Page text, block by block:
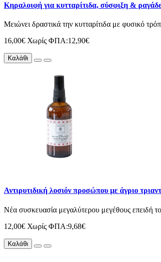
Κηραλοιφή για κυτταρίτιδα, σύσφιξη &
Μειώνει δραστικά την κυτταρίτιδα με φυσικό
16,00€ Χωρίς ΦΠΑ:12,90€
Καλάθι
Αντιρυτιδική λοσιόν προσώπου με άγριο
Νέα συσκευασία μεγαλύτερου μεγέθους επειδή
12,00€ Χωρίς ΦΠΑ:9,68€
Καλάθι